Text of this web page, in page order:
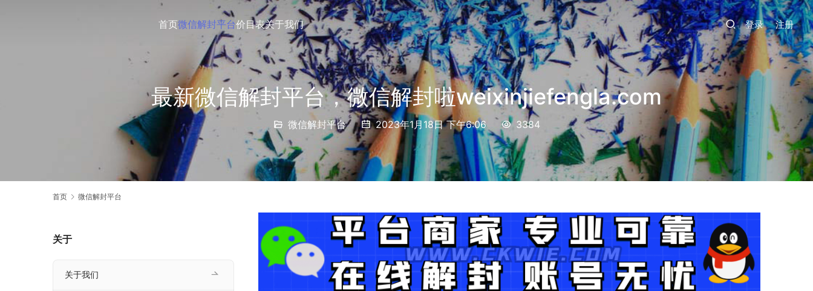
首页微信解封平台价目表关于我们 登录 注册
最新微信解封平台，微信解封啦weixinjiefengla.com
微信解封平台 2023年1月18日 下午6:06 3384
首页 微信解封平台
关于
关于我们